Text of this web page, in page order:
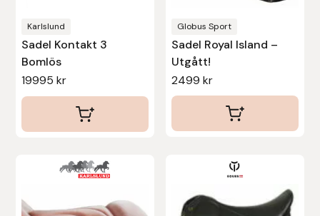
Karlslund
Sadel Kontakt 3
Bomlös
19995kr
produktsidan
Globus Sport
Sadel Royal Island –
Utgått!
2499 kr
produktsidan
produkten
produkten